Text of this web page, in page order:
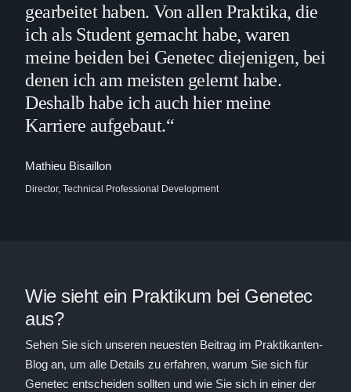
gearbeitet haben. Von allen Praktika, die
ich als Student gemacht habe, waren
meine beiden bei Genetec diejenigen, bei
denen ich am meisten gelernt habe.
Deshalb habe ich auch hier meine
Karriere aufgebaut.“
Mathieu Bisaillon
Director, Technical Professional Development
Wie sieht ein Praktikum bei Genetec
aus?
Sehen Sie sich unseren neuesten Beitrag im Praktikanten-
Blog an, um alle Details zu erfahren, warum Sie sich für
Genetec entscheiden sollten und wie Sie sich in einer der